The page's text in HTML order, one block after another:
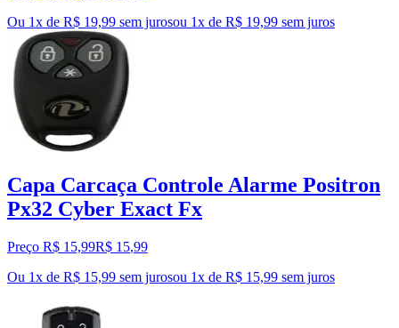
Ou 1x de R$ 19,99 sem jurosou 1x de R$ 19,99 sem juros
Capa Carcaça Controle Alarme Positron
Px32 Cyber Exact Fx
Preço R$ 15,99R$ 15,99
Ou 1x de R$ 15,99 sem jurosou 1x de R$ 15,99 sem juros